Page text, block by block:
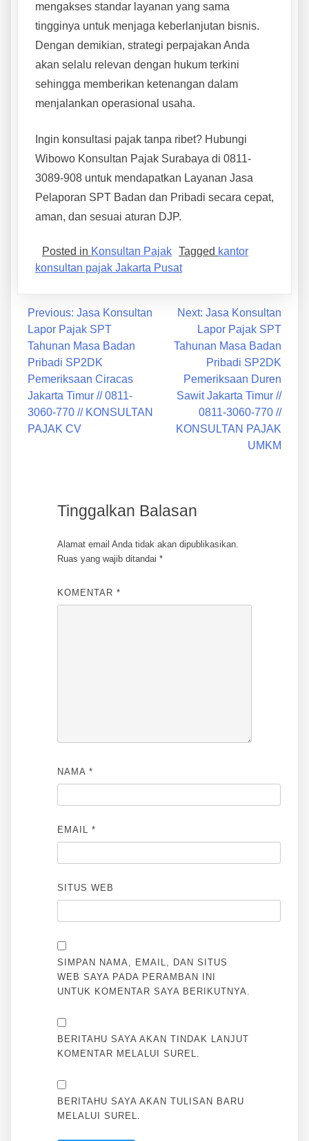
mengakses standar layanan yang sama
tingginya untuk menjaga keberlanjutan bisnis.
Dengan demikian, strategi perpajakan Anda
akan selalu relevan dengan hukum terkini
sehingga memberikan ketenangan dalam
menjalankan operasional usaha.
Ingin konsultasi pajak tanpa ribet? Hubungi
Wibowo Konsultan Pajak Surabaya di 0811-
3089-908 untuk mendapatkan Layanan Jasa
Pelaporan SPT Badan dan Pribadi secara cepat,
aman, dan sesuai aturan DJP.
Posted in Konsultan Pajak Tagged kantor
konsultan pajak Jakarta Pusat
Previous: Jasa Konsultan
Lapor Pajak SPT
Tahunan Masa Badan
Pribadi SP2DK
Pemeriksaan Ciracas
Jakarta Timur // 0811-
3060-770 // KONSULTAN
PAJAK CV
Next: Jasa Konsultan
Lapor Pajak SPT
Tahunan Masa Badan
Pribadi SP2DK
Pemeriksaan Duren
Sawit Jakarta Timur //
0811-3060-770 //
KONSULTAN PAJAK
UMKM
Tinggalkan Balasan
Alamat email Anda tidak akan dipublikasikan.
Ruas yang wajib ditandai *
KOMENTAR *
NAMA *
EMAIL *
SITUS WEB
SIMPAN NAMA, EMAIL, DAN SITUS
WEB SAYA PADA PERAMBAN INI
UNTUK KOMENTAR SAYA BERIKUTNYA.
BERITAHU SAYA AKAN TINDAK LANJUT
KOMENTAR MELALUI SUREL.
BERITAHU SAYA AKAN TULISAN BARU
MELALUI SUREL.